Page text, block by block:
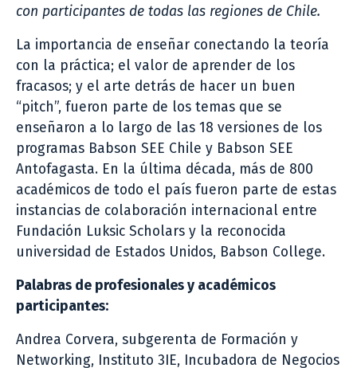
con participantes de todas las regiones de Chile.
La importancia de enseñar conectando la teoría
con la práctica; el valor de aprender de los
fracasos; y el arte detrás de hacer un buen
“pitch”, fueron parte de los temas que se
enseñaron a lo largo de las 18 versiones de los
programas Babson SEE Chile y Babson SEE
Antofagasta. En la última década, más de 800
académicos de todo el país fueron parte de estas
instancias de colaboración internacional entre
Fundación Luksic Scholars y la reconocida
universidad de Estados Unidos, Babson College.
Palabras de profesionales y académicos
participantes:
Andrea Corvera, subgerenta de Formación y
Networking, Instituto 3IE, Incubadora de Negocios